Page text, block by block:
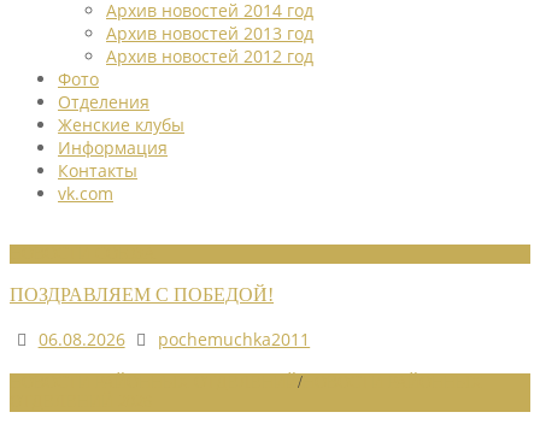
Архив новостей 2014 год
Архив новостей 2013 год
Архив новостей 2012 год
Фото
Отделения
Женские клубы
Информация
Контакты
vk.com
ПОЗДРАВЛЯЕМ С ПОБЕДОЙ!
06.08.2026
pochemuchka2011
/